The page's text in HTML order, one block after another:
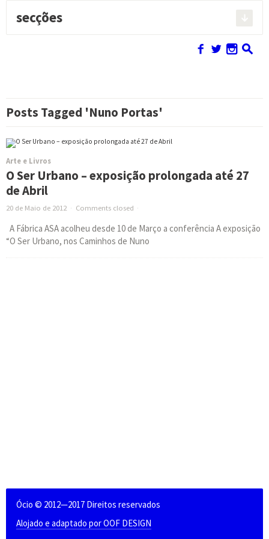
secções
f w n s
Posts Tagged 'Nuno Portas'
Arte e Livros
O Ser Urbano – exposição prolongada até 27
de Abril
20 de Maio de 2012 · Comments closed ·
A Fábrica ASA acolheu desde 10 de Março a conferência A exposição
“O Ser Urbano, nos Caminhos de Nuno
Ócio © 2012—2017 Direitos reservados
Alojado e adaptado por OOF DESIGN